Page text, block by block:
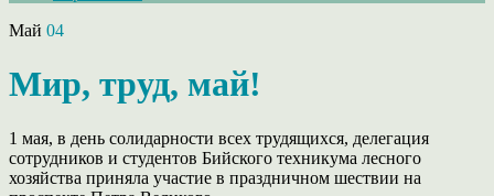
Май 04
Мир, труд, май!
1 мая, в день солидарности всех трудящихся, делегация
сотрудников и студентов Бийского техникума лесного
хозяйства приняла участие в праздничном шествии на